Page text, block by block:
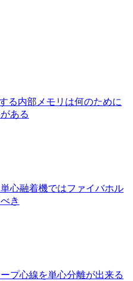
る内部メモリは何のために
ある
心融着機ではファイバホル
き
プ心線を単心分離が出来る